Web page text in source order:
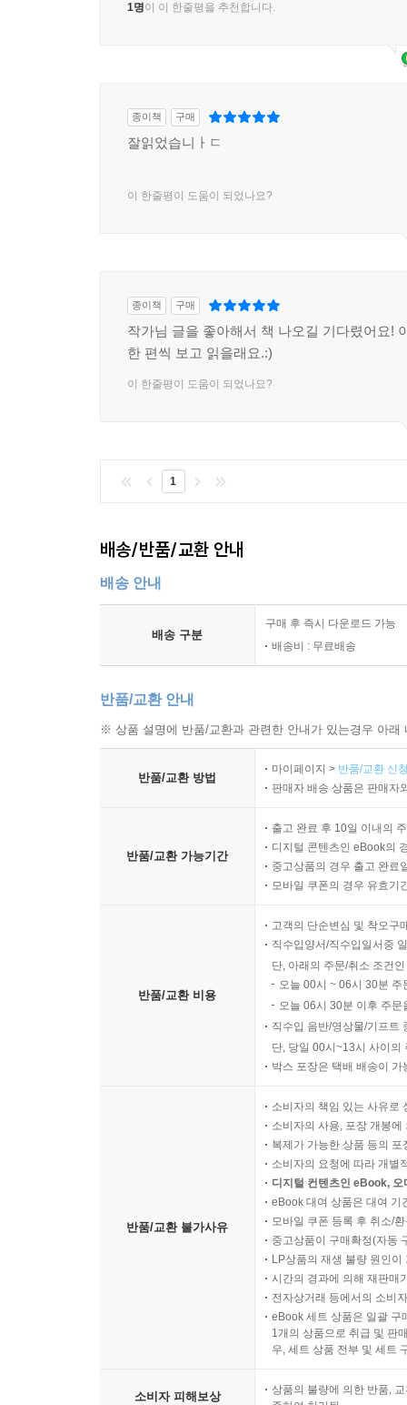
1명이 이 한줄평을 추천합니다.
종이책 구매
잘읽었습니ㅏㄷ
이 한줄평이 도움이 되었나요?
종이책 구매
작가님 글을 좋아해서 책 나오길 기다렸어요!
한 편씩 보고 읽을래요.:)
이 한줄평이 도움이 되었나요?
1
배송/반품/교환 안내
배송 안내
배송 구분
구매 후 즉시 다운로드 가능
배송비 : 무료배송
반품/교환 안내
※ 상품 설명에 반품/교환과 관련한 안내가 있는경우 아
반품/교환 방법
마이페이지 > 반품/교환 신
판매자 배송 상품은 판매자
반품/교환 가능기간
출고 완료 후 10일 이내의
디지털 콘텐츠인 eBook의
중고상품의 경우 출고 완료
모바일 쿠폰의 경우 유효기
반품/교환 비용
고객의 단순변심 및 착오구
직수입양서/직수입일서중
단, 아래의 주문/취소 조건
오늘 00시 ~ 06시 30분
오늘 06시 30분 이후 주
직수입 음반/영상물/기프트
단, 당일 00시~13시 사이의
박스 포장은 택배 배송이
반품/교환 불가사유
소비자의 책임 있는 사유로
소비자의 사용, 포장 개봉
복제가 가능한 상품 등의
소비자의 요청에 따라 개별
디지털 컨텐츠인 eBook,
eBook 대여 상품은 대여 기
모바일 쿠폰 등록 후 취소/
중고상품이 구매확정(자동
LP상품의 재생 불량 원인
시간의 경과에 의해 재판매
전자상거래 등에서의 소비
eBook 세트 상품은 일괄 구
1개의 상품으로 취급 및 판
우, 세트 상품 전부 및 세트
소비자 피해보상
상품의 불량에 의한 반품,